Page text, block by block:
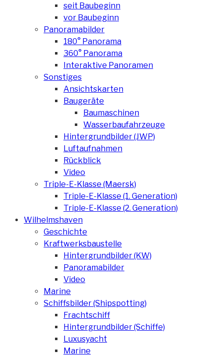
seit Baubeginn
vor Baubeginn
Panoramabilder
180° Panorama
360° Panorama
Interaktive Panoramen
Sonstiges
Ansichtskarten
Baugeräte
Baumaschinen
Wasserbaufahrzeuge
Hintergrundbilder (JWP)
Luftaufnahmen
Rückblick
Video
Triple-E-Klasse (Maersk)
Triple-E-Klasse (1. Generation)
Triple-E-Klasse (2. Generation)
Wilhelmshaven
Geschichte
Kraftwerksbaustelle
Hintergrundbilder (KW)
Panoramabilder
Video
Marine
Schiffsbilder (Shipspotting)
Frachtschiff
Hintergrundbilder (Schiffe)
Luxusyacht
Marine